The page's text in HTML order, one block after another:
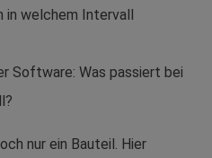
in welchem Intervall
Software: Was passiert bei
nur ein Bauteil. Hier